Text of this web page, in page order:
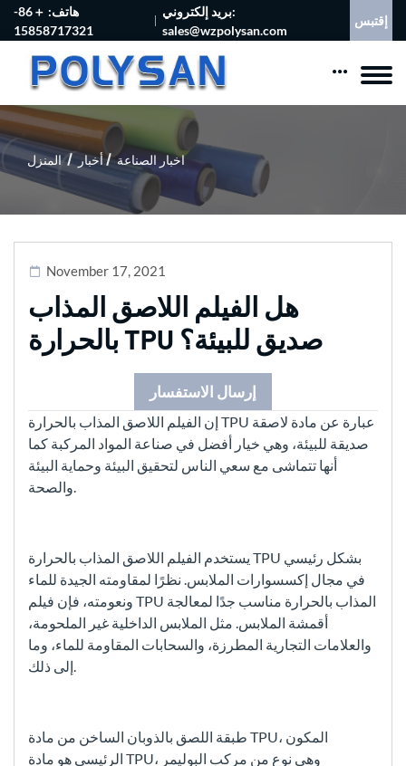
هاتف: ＋86-
15858717321
بريد إلكتروني:
sales@wzpolysan.com
إقتبس
المنزل أخبار اخبار الصناعة
November 17, 2021
هل الفيلم اللاصق المذاب
بالحرارة TPU صديق للبيئة؟
إرسال الاستفسار
إن الفيلم اللاصق المذاب بالحرارة TPU عبارة عن مادة لاصقة
صديقة للبيئة، وهي خيار أفضل في صناعة المواد المركبة كما
أنها تتماشى مع سعي الناس لتحقيق البيئة وحماية البيئة
والصحة.
يستخدم الفيلم اللاصق المذاب بالحرارة TPU بشكل رئيسي
في مجال إكسسوارات الملابس. نظرًا لمقاومته الجيدة للماء
ونعومته، فإن فيلم TPU المذاب بالحرارة مناسب جدًا لمعالجة
أقمشة الملابس. مثل الملابس الداخلية غير الملحومة،
والعلامات التجارية المطرزة، والسحابات المقاومة للماء، وما
إلى ذلك.
طبقة اللصق بالذوبان الساخن من مادة TPU، المكون
الرئيسي هو مادة TPU، وهي نوع من مركب البوليمر